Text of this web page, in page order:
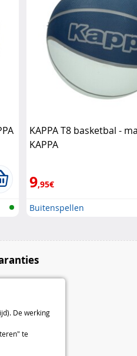
De werking
te
KAPPA T8 basketbal -
KAPPA
9,95€
Buitenspellen
van 14 dagen